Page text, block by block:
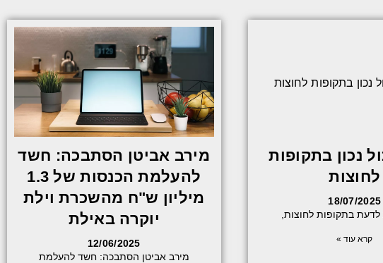
נכון בתקופות
לחוצות
18/07/2025
בתקופות לחוצות,
קרא עוד »
מירב אביטן הסתבכה: חשד
להעלמת הכנסות של 1.3
מיליון ש"ח מהשכרת וילת
יוקרה באילת
12/06/2025
מירב אביטן הסתבכה: חשד להעלמת